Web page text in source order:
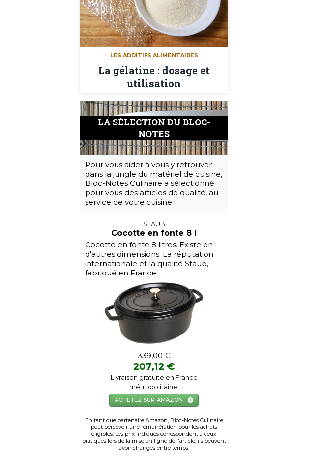
LES ADDITIFS ALIMENTAIRES
La gélatine : dosage et
utilisation
LA SÉLECTION DU BLOC-
NOTES
Pour vous aider à vous y retrouver
dans la jungle du matériel de cuisine,
Bloc-Notes Culinaire a sélectionné
pour vous des articles de qualité, au
service de votre cuisine !
STAUB
Cocotte en fonte 8 l
Cocotte en fonte 8 litres. Existe en
d'autres dimensions. La réputation
internationale et la qualité Staub,
fabriqué en France.
339,00 €
207,12 €
Livraison gratuite en France
métropolitaine.
ACHETEZ SUR AMAZON
En tant que partenaire Amazon, Bloc-Notes Culinaire
peut percevoir une rémunération pour les achats
éligibles. Les prix indiqués correspondent à ceux
pratiqués lors de la mise en ligne de l'article, ils peuvent
avoir changés entre temps.